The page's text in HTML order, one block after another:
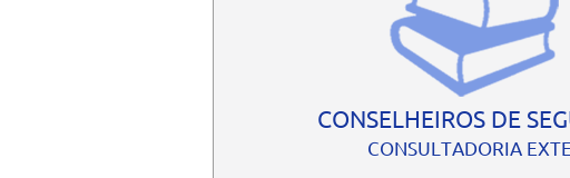
CONSELHEIROS DE
CONSULTADORIA